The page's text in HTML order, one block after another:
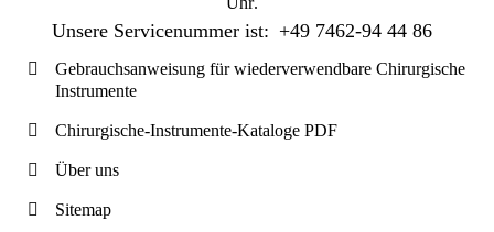
Unsere Servicenummer ist: +49 7462-94 44 86
Gebrauchsanweisung für wiederverwendbare Chirurgische
Instrumente
Chirurgische-Instrumente-Kataloge PDF
Über uns
Sitemap